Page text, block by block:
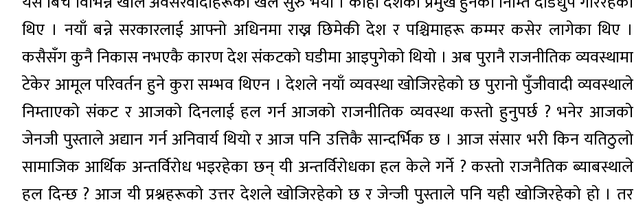
थिए । नयाँ बन्ने सरकारलाई आफ्नो अधिनमा राख्न छिमेकी देश र पश्चिमाहरू कम्मर कसेर लागेका थिए ।
कसैसँग कुनै निकास नभएकै कारण देश संकटको घडीमा आइपुगेको थियो । अब पुरानै राजनीतिक व्यवस्थामा
टेकेर आमूल परिवर्तन हुने कुरा सम्भव थिएन । देशले नयाँ व्यवस्था खोजिरहेको छ पुरानो पुँजीवादी व्यवस्थाले
निम्ताएको संकट र आजको दिनलाई हल गर्न आजको राजनीतिक व्यवस्था कस्तो हुनुपर्छ ? भनेर आजको
जेनजी पुस्ताले अद्यान गर्न अनिवार्य थियो र आज पनि उत्तिकै सान्दर्भिक छ । आज संसार भरी किन यतिठुलो
सामाजिक आर्थिक अन्तर्विरोध भइरहेका छन् यी अन्तर्विरोधका हल केले गर्ने ? कस्तो राजनैतिक ब्याबस्थाले
हल दिन्छ ? आज यी प्रश्नहरूको उत्तर देशले खोजिरहेको छ र जेन्जी पुस्ताले पनि यही खोजिरहेको हो । तर